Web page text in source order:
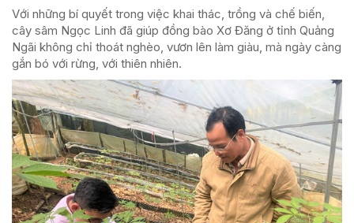
Với những bí quyết trong việc khai thác, trồng và chế biến,
cây sâm Ngọc Linh đã giúp đồng bào Xơ Đăng ở tỉnh Quảng
Ngãi không chỉ thoát nghèo, vươn lên làm giàu, mà ngày càng
gắn bó với rừng, với thiên nhiên.